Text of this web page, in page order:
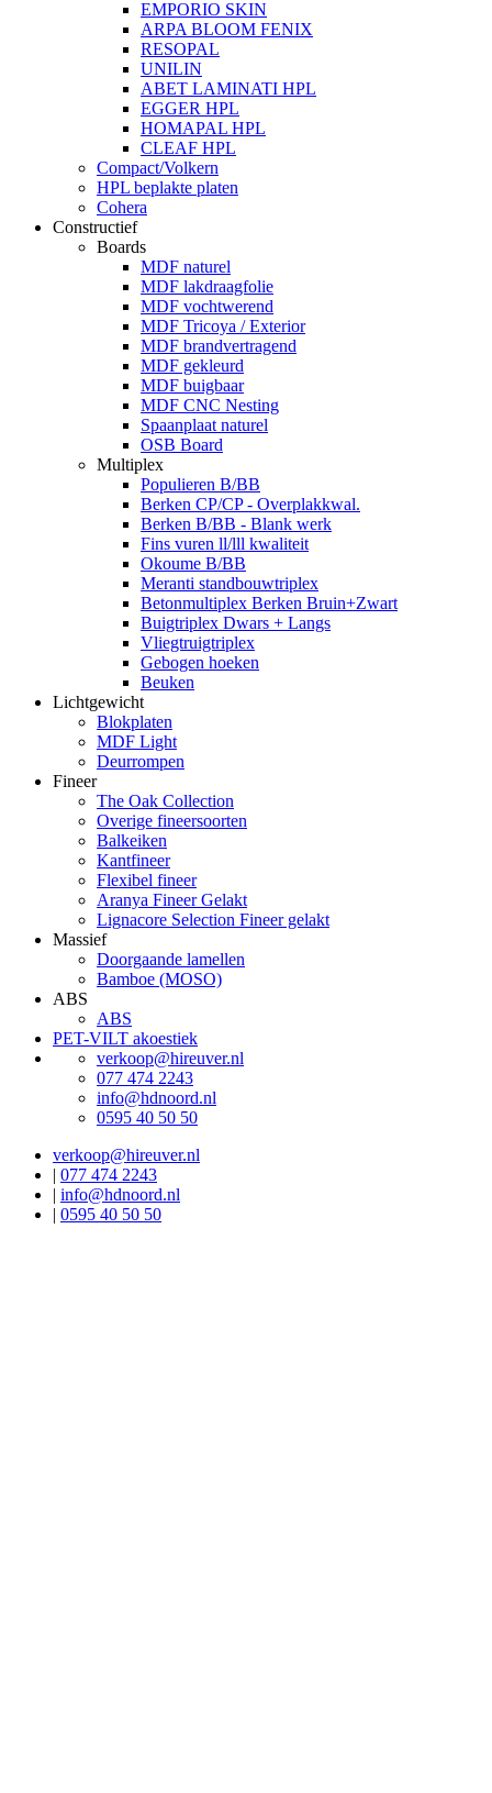
EMPORIO SKIN
ARPA BLOOM FENIX
RESOPAL
UNILIN
ABET LAMINATI HPL
EGGER HPL
HOMAPAL HPL
CLEAF HPL
Compact/Volkern
HPL beplakte platen
Cohera
Constructief
Boards
MDF naturel
MDF lakdraagfolie
MDF vochtwerend
MDF Tricoya / Exterior
MDF brandvertragend
MDF gekleurd
MDF buigbaar
MDF CNC Nesting
Spaanplaat naturel
OSB Board
Multiplex
Populieren B/BB
Berken CP/CP - Overplakkwal.
Berken B/BB - Blank werk
Fins vuren ll/lll kwaliteit
Okoume B/BB
Meranti standbouwtriplex
Betonmultiplex Berken Bruin+Zwart
Buigtriplex Dwars + Langs
Vliegtruigtriplex
Gebogen hoeken
Beuken
Lichtgewicht
Blokplaten
MDF Light
Deurrompen
Fineer
The Oak Collection
Overige fineersoorten
Balkeiken
Kantfineer
Flexibel fineer
Aranya Fineer Gelakt
Lignacore Selection Fineer gelakt
Massief
Doorgaande lamellen
Bamboe (MOSO)
ABS
ABS
PET-VILT akoestiek
verkoop@hireuver.nl
077 474 2243
info@hdnoord.nl
0595 40 50 50
verkoop@hireuver.nl
| 077 474 2243
| info@hdnoord.nl
| 0595 40 50 50